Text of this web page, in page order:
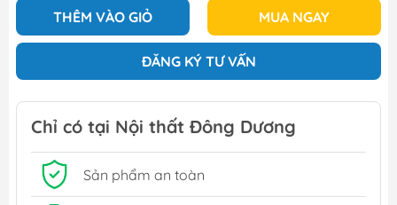
THÊM VÀO GIỎ MUA NGAY
ĐĂNG KÝ TƯ VẤN
Chỉ có tại Nội thất Đông Dương
Sản phẩm an toàn